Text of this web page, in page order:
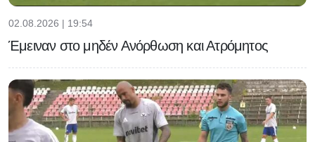
02.08.2026 | 19:54
Έμειναν στο μηδέν Ανόρθωση και Ατρόμητος